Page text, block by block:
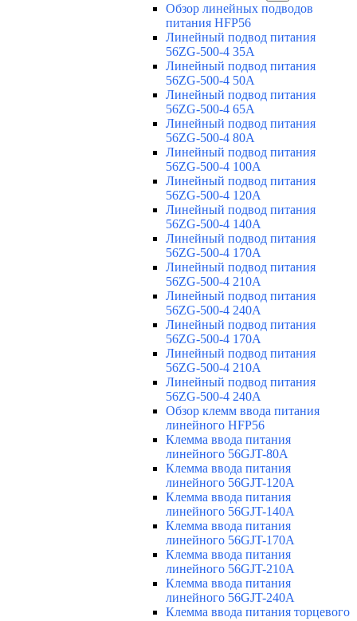
Обзор линейных подводов
питания HFP56
Линейный подвод питания
56ZG-500-4 35A
Линейный подвод питания
56ZG-500-4 50A
Линейный подвод питания
56ZG-500-4 65A
Линейный подвод питания
56ZG-500-4 80A
Линейный подвод питания
56ZG-500-4 100A
Линейный подвод питания
56ZG-500-4 120A
Линейный подвод питания
56ZG-500-4 140A
Линейный подвод питания
56ZG-500-4 170A
Линейный подвод питания
56ZG-500-4 210A
Линейный подвод питания
56ZG-500-4 240A
Линейный подвод питания
56ZG-500-4 170A
Линейный подвод питания
56ZG-500-4 210A
Линейный подвод питания
56ZG-500-4 240A
Обзор клемм ввода питания
линейного HFP56
Клемма ввода питания
линейного 56GJT-80A
Клемма ввода питания
линейного 56GJT-120A
Клемма ввода питания
линейного 56GJT-140A
Клемма ввода питания
линейного 56GJT-170A
Клемма ввода питания
линейного 56GJT-210A
Клемма ввода питания
линейного 56GJT-240A
Клемма ввода питания торцевого